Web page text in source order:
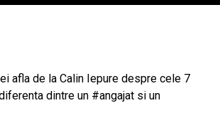
afla de la Calin Iepure despre cele 7
dintre un #angajat si un